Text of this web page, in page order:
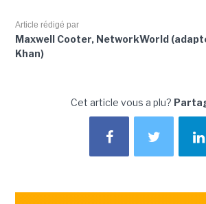
Article rédigé par
Maxwell Cooter, NetworkWorld
Khan)
Cet article vous a plu?